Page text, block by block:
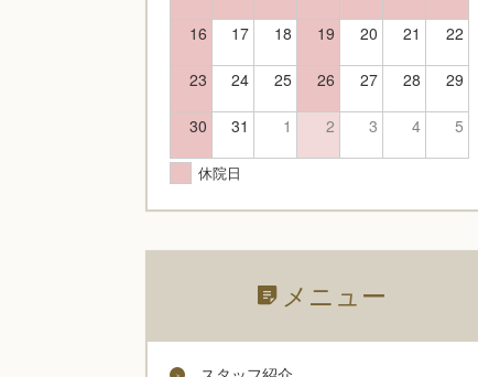
16 17 18 19 20 21 22
23 24 25 26 27 28 29
30 31 1 2 3 4 5
休院日
メニュー